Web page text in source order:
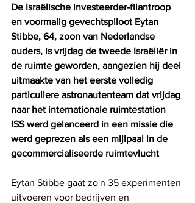
De Israëlische investeerder-filantroop
en voormalig gevechtspiloot Eytan
Stibbe, 64, zoon van Nederlandse
ouders, is vrijdag de tweede Israëliër in
de ruimte geworden, aangezien hij deel
uitmaakte van het eerste volledig
particuliere astronautenteam dat vrijdag
naar het internationale ruimtestation
ISS werd gelanceerd in een missie die
werd geprezen als een mijlpaal in de
gecommercialiseerde ruimtevlucht
Eytan Stibbe gaat zo'n 35 experimenten
uitvoeren voor bedrijven en